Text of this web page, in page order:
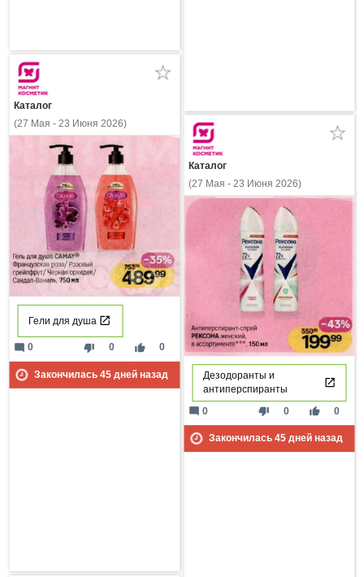
Каталог
(27 Мая - 23 Июня 2026)
Гели для душа
thumb_down 0 thumb_up 0
mode_comment 0
Закончилась 45дней назад
Каталог
(27 Мая - 23 Июня 2026)
Дезодоранты и
антиперспиранты
thumb_down 0 thumb_up 0
mode_comment 0
Закончилась 45дней назад